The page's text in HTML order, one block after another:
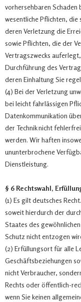
vorhersehbaren Schaden
wesentliche Pflichten, die
deren Verletzung die
sowie Pflichten, die der
Vertragszwecks
Durchführung des
deren Einhaltung Sie
(4) Bei der Verletzung
bei leicht fahrlässigen
Datenkommunikation
der Technik nicht
werden. Wir haften
ununterbrochene
Dienstleistung.
§ 6 Rechtswahl,
(1) Es gilt deutsches
soweit hierdurch der
Staates des
Schutz nicht entzogen
(2) Erfüllungsort für alle
Geschäftsbeziehungen
nicht Verbraucher,
Rechts oder öffentlich-
wenn Sie keinen